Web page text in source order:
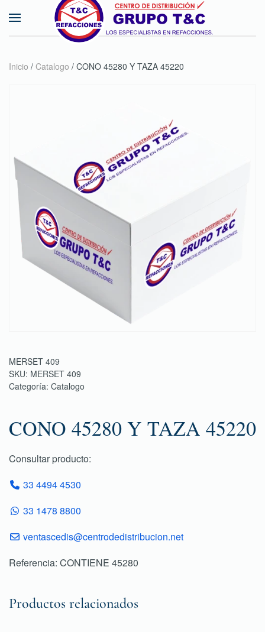
Skip to main content
Inicio / Catalogo / CONO 45280 Y TAZA 45220
MERSET 409
SKU: MERSET 409
Categoría: Catalogo
CONO 45280 Y TAZA 45220
Consultar producto:
33 4494 4530
33 1478 8800
ventascedis@centrodedistribucion.net
Referencia: CONTIENE 45280
Productos relacionados